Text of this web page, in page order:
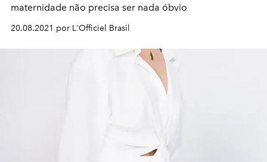
maternidade não precisa ser nada óbvio
20.08.2021 por L'Officiel Brasil